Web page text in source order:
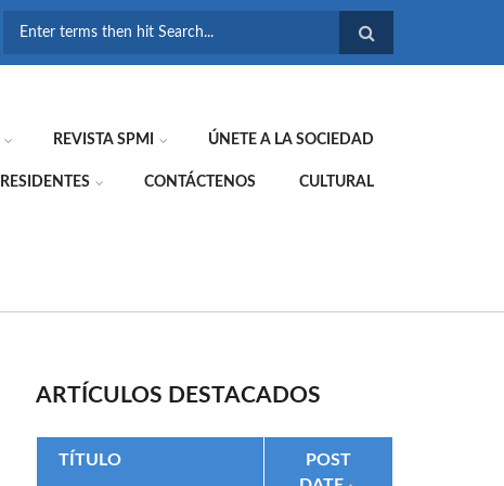
REVISTA SPMI ÚNETE A LA SOCIEDAD
RESIDENTES CONTÁCTENOS CULTURAL
ARTÍCULOS DESTACADOS
TÍTULO
POST